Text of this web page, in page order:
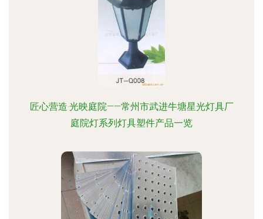
匠心营造·光映庭院——常州市武进牛塘星光灯具厂
庭院灯系列灯具塑件产品一览